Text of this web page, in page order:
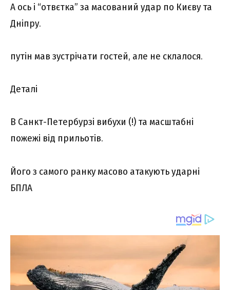
А ось і “отвєтка” за масований удар по Києву та
Дніпру.
путін мав зустрічати гостей, але не склалося.
Деталі
В Санкт-Петербурзі вибухи (!) та масштабні
пожежі від прильотів.
Його з самого ранку масово атакують ударні
БПЛА